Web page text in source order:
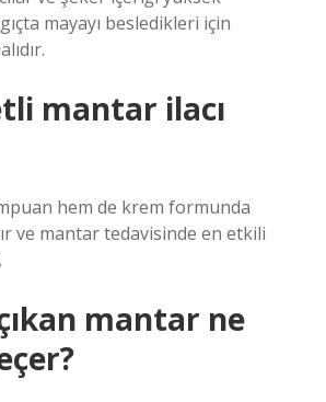
mayayı besledikleri için
mantar ilacı
hem de krem ​​formunda
ve mantar tedavisinde en etkili
mantar ne